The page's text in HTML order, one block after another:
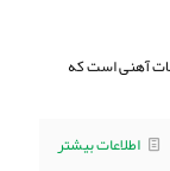
آهنی است که
اطلاعات بیشتر